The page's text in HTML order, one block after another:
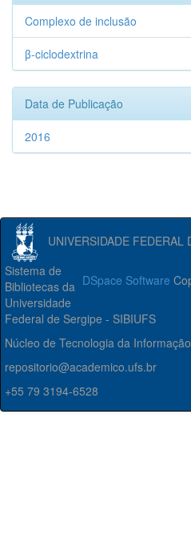
Complexo de inclusão
β-ciclodextrina
Data de Publicação
2016
UNIVERSIDADE FEDERAL
DSpace Software
Sistema de
Bibliotecas da
Universidade
Federal de Sergipe - SIBIUFS
Núcleo de Tecnologia da
repositorio@academico.ufs.br
+55 79 3194-6528